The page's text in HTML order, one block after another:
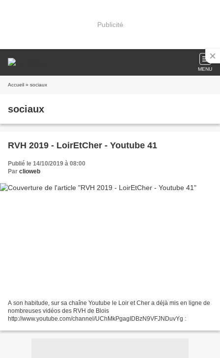
Publicité
MENU
Accueil » sociaux
sociaux
RVH 2019 - LoirEtCher - Youtube 41
Publié le 14/10/2019 à 08:00
Par clioweb
A son habitude, sur sa chaîne Youtube le Loir et Cher a déjà mis en ligne de
nombreuses vidéos des RVH de Blois
http://www.youtube.com/channel/UChMkPgagIDBzN9VFJNDuvYg :